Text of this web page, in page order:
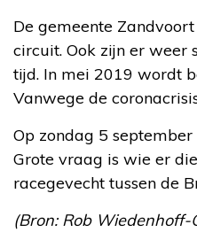
De gemeente
circuit. Ook zijn er weer
tijd. In mei 2019 wordt
Vanwege de
Op zondag 5
Grote vraag is wie er
racegevecht tussen de
(Bron: Rob Wiedenhoff-